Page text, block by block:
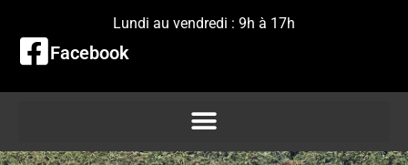
Lundi au vendredi : 9h à 17h
Facebook